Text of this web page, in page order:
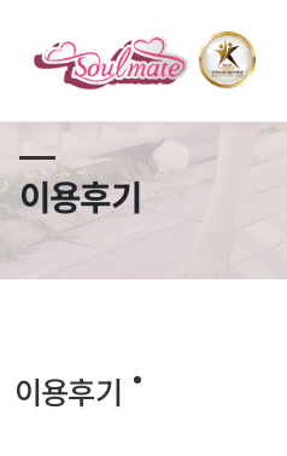
이용후기
이용후기
쏠메이트×토모토모 프로모션 영상